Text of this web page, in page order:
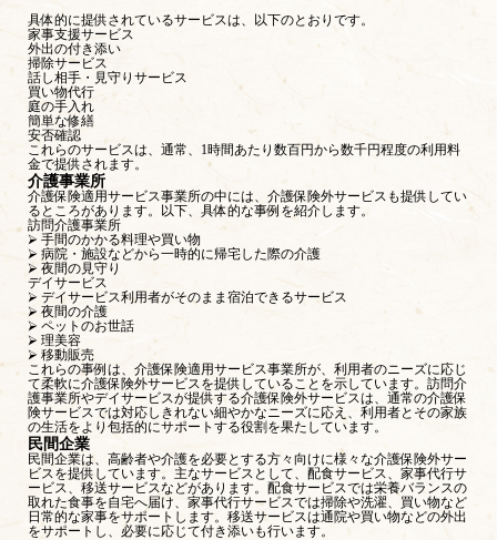
具体的に提供されているサービスは、以下のとおりです。
家事支援サービス
外出の付き添い
掃除サービス
話し相手・見守りサービス
買い物代行
庭の手入れ
簡単な修繕
安否確認
これらのサービスは、通常、1時間あたり数百円から数千円程度の利用料
金で提供されます。
介護事業所
介護保険適用サービス事業所の中には、介護保険外サービスも提供してい
るところがあります。以下、具体的な事例を紹介します。
訪問介護事業所
⮚ 手間のかかる料理や買い物
⮚ 病院・施設などから一時的に帰宅した際の介護
⮚ 夜間の見守り
デイサービス
⮚ デイサービス利用者がそのまま宿泊できるサービス
⮚ 夜間の介護
⮚ ペットのお世話
⮚ 理美容
⮚ 移動販売
これらの事例は、介護保険適用サービス事業所が、利用者のニーズに応じ
て柔軟に介護保険外サービスを提供していることを示しています。訪問介
護事業所やデイサービスが提供する介護保険外サービスは、通常の介護保
険サービスでは対応しきれない細やかなニーズに応え、利用者とその家族
の生活をより包括的にサポートする役割を果たしています。
民間企業
民間企業は、高齢者や介護を必要とする方々向けに様々な介護保険外サー
ビスを提供しています。主なサービスとして、配食サービス、家事代行サ
ービス、移送サービスなどがあります。配食サービスでは栄養バランスの
取れた食事を自宅へ届け、家事代行サービスでは掃除や洗濯、買い物など
日常的な家事をサポートします。移送サービスは通院や買い物などの外出
をサポートし、必要に応じて付き添いも行います。